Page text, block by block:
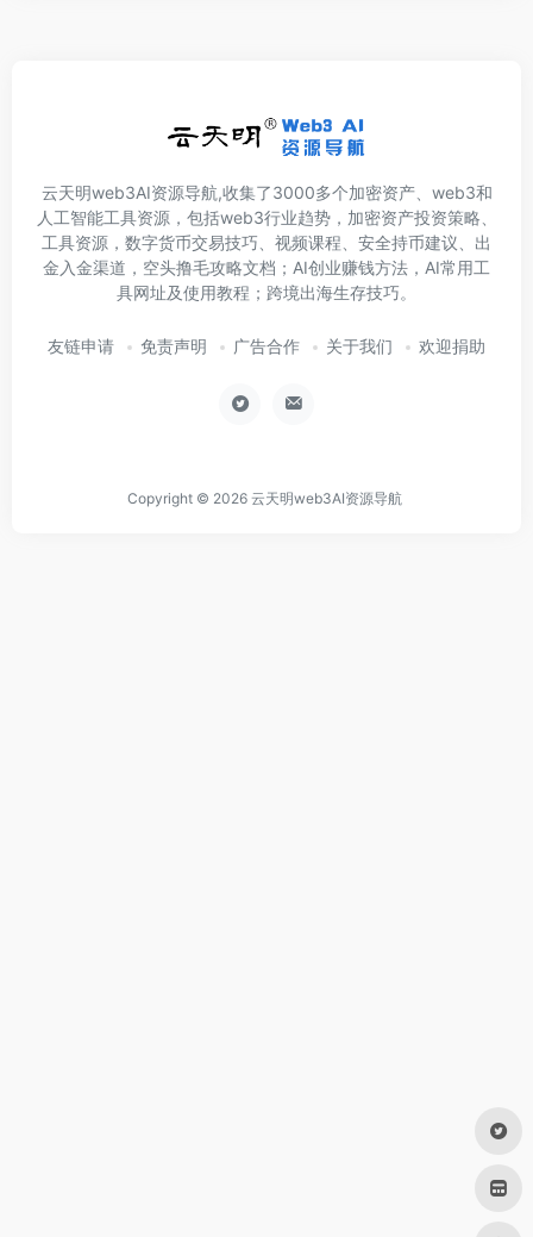
云天明web3AI资源导航,收集了3000多个加密资产、web3和
人工智能工具资源，包括web3行业趋势，加密资产投资策略、
工具资源，数字货币交易技巧、视频课程、安全持币建议、出
金入金渠道，空头撸毛攻略文档；AI创业赚钱方法，AI常用工
具网址及使用教程；跨境出海生存技巧。
友链申请 免责声明 广告合作 关于我们 欢迎捐助
Copyright © 2026 云天明web3AI资源导航